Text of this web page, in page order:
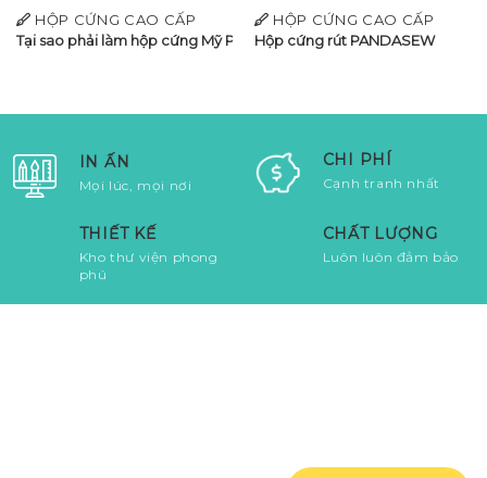
HỘP CỨNG CAO CẤP
Tại sao phải làm hộp cứng Mỹ Phẩm?
HỘP CỨNG CAO CẤP
Hộp cứng rút PANDASEW
IN ẤN
Mọi lúc, mọi nơi
CHI PHÍ
Cạnh tranh nhất
THIẾT KẾ
Kho thư viện phong
phú
CHẤT LƯỢNG
Luôn luôn đảm bảo